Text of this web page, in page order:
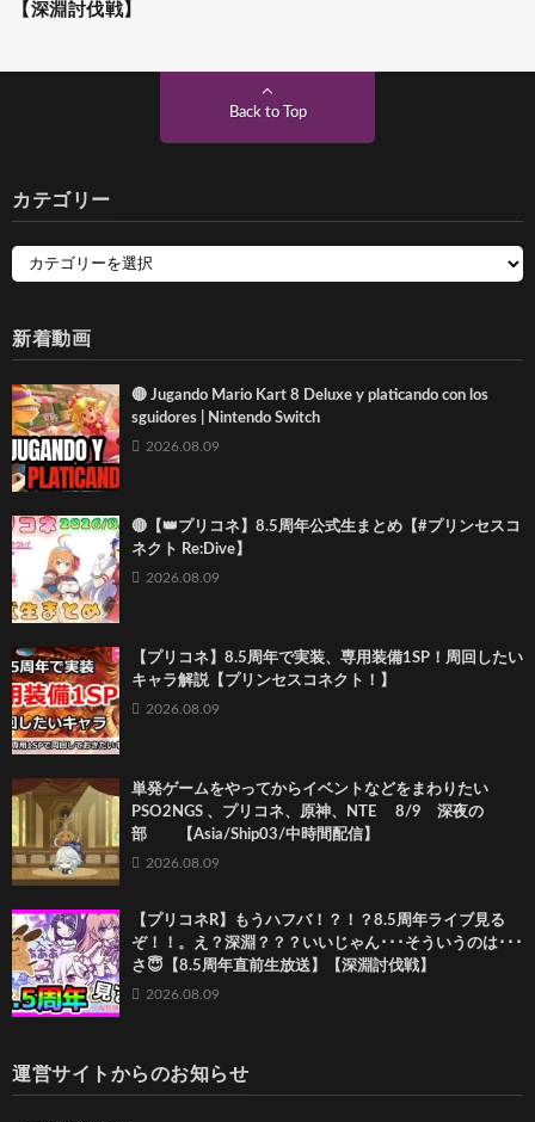
【深淵討伐戦】
Back to Top
カテゴリー
新着動画
🔴 Jugando Mario Kart 8 Deluxe y platicando con los
sguidores | Nintendo Switch
2026.08.09
🔴【👑プリコネ】8.5周年公式生まとめ【#プリンセスコ
ネクト Re:Dive】
2026.08.09
【プリコネ】8.5周年で実装、専用装備1SP！周回したい
キャラ解説【プリンセスコネクト！】
2026.08.09
単発ゲームをやってからイベントなどをまわりたい
PSO2NGS 、プリコネ、原神、NTE 8/9 深夜の
部 【Asia/Ship03/中時間配信】
2026.08.09
【プリコネR】もうハフバ！？！？8.5周年ライブ見る
ぞ！！。え？深淵？？？いいじゃん･･･そういうのは･･･
さ😇【8.5周年直前生放送】【深淵討伐戦】
2026.08.09
運営サイトからのお知らせ